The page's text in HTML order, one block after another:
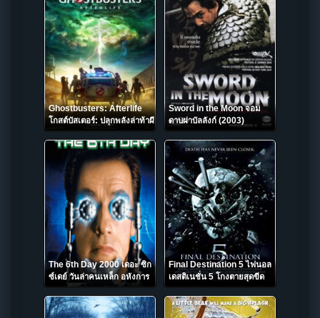
Ghostbusters: Afterlife
โกสต์บัสเตอร์: ปลุกพลังล่าท้าผี
(2021)
Sword in the Moon จอม
ดาบผ่าบัลลังก์ (2003)
The 6th Day 2000 เดอะ ซิก
ซ์เดย์ วันล่าคนเหล็ก อหังการ
Final Destination 5 ไฟนอล
เดสติเนชั่น 5 โกงตายสุดขีด
(2011)